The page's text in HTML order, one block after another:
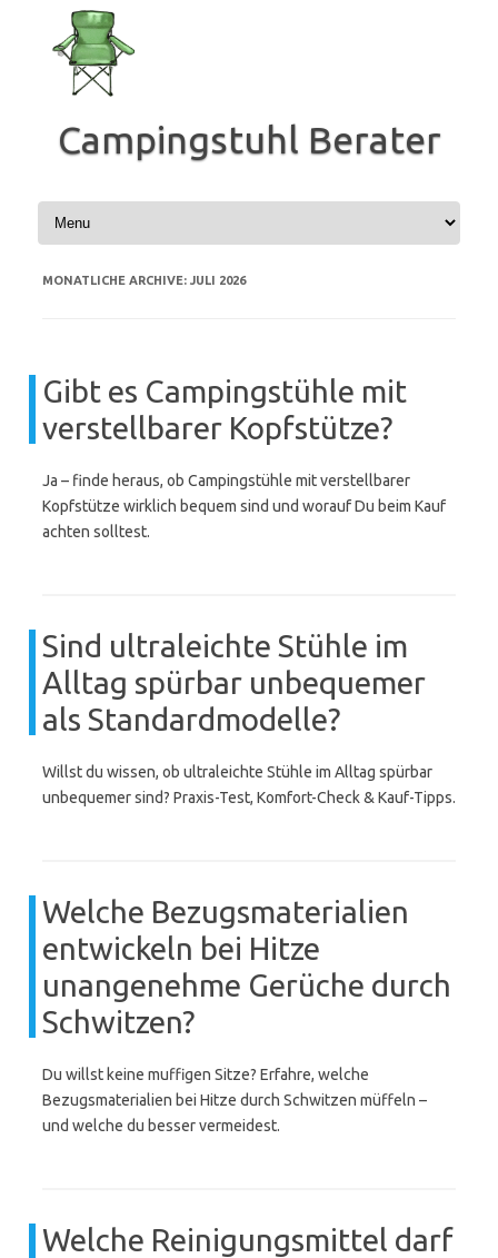
springen
Campingstuhl Berater
MONATLICHE ARCHIVE: JULI 2026
Gibt es Campingstühle mit
verstellbarer Kopfstütze?
Ja – finde heraus, ob Campingstühle mit verstellbarer
Kopfstütze wirklich bequem sind und worauf Du beim Kauf
achten solltest.
Sind ultraleichte Stühle im
Alltag spürbar unbequemer
als Standardmodelle?
Willst du wissen, ob ultraleichte Stühle im Alltag spürbar
unbequemer sind? Praxis-Test, Komfort-Check & Kauf-Tipps.
Welche Bezugsmaterialien
entwickeln bei Hitze
unangenehme Gerüche durch
Schwitzen?
Du willst keine muffigen Sitze? Erfahre, welche
Bezugsmaterialien bei Hitze durch Schwitzen müffeln –
und welche du besser vermeidest.
Welche Reinigungsmittel darf